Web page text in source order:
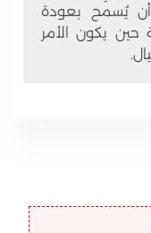
أن يُسمح بعودة
حين يكون
الأمر
.